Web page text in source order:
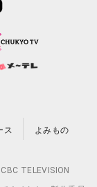
ス よみもの
TELEVISION